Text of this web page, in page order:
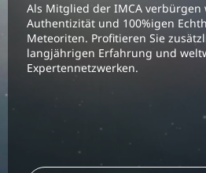
Als Mitglied der IMCA
Authentizität und 100%igen
Meteoriten. Profitieren Sie
langjährigen Erfahrung und
Expertennetzwerken.